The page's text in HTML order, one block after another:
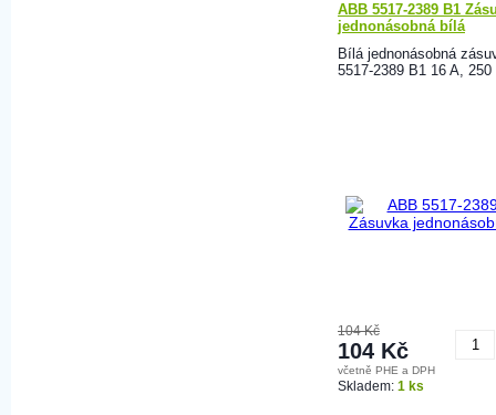
ABB 5517-2389 B1
jednonásobná bílá
Bílá jednonásobná
5517-2389 B1 16 A, 250
104 Kč
104 Kč
včetně PHE a DPH
Skladem: 1 ks